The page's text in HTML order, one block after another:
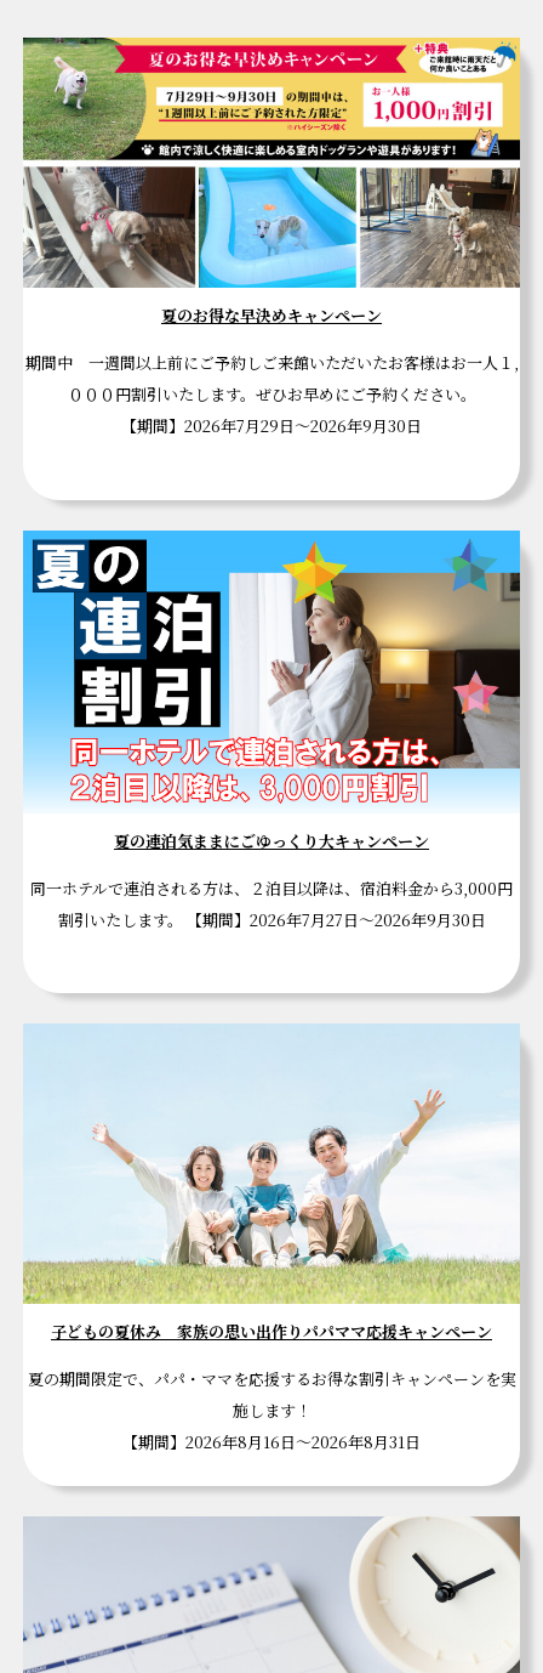
夏のお得な早決めキャンペーン
期間中 一週間以上前にご予約しご来館いただいたお客様はお一人１,
０００円割引いたします。ぜひお早めにご予約ください。
【期間】2026年7月29日～2026年9月30日
夏の連泊気ままにごゆっくり大キャンペーン
同一ホテルで連泊される方は、２泊目以降は、宿泊料金から3,000円
割引いたします。 【期間】2026年7月27日～2026年9月30日
子どもの夏休み 家族の思い出作りパパママ応援キャンペーン
夏の期間限定で、パパ・ママを応援するお得な割引キャンペーンを実
施します！
【期間】2026年8月16日～2026年8月31日